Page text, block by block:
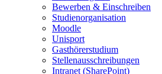
Bewerben & Einschreiben
Studienorganisation
Moodle
Unisport
Gasthörerstudium
Stellenausschreibungen
Intranet (SharePoint)